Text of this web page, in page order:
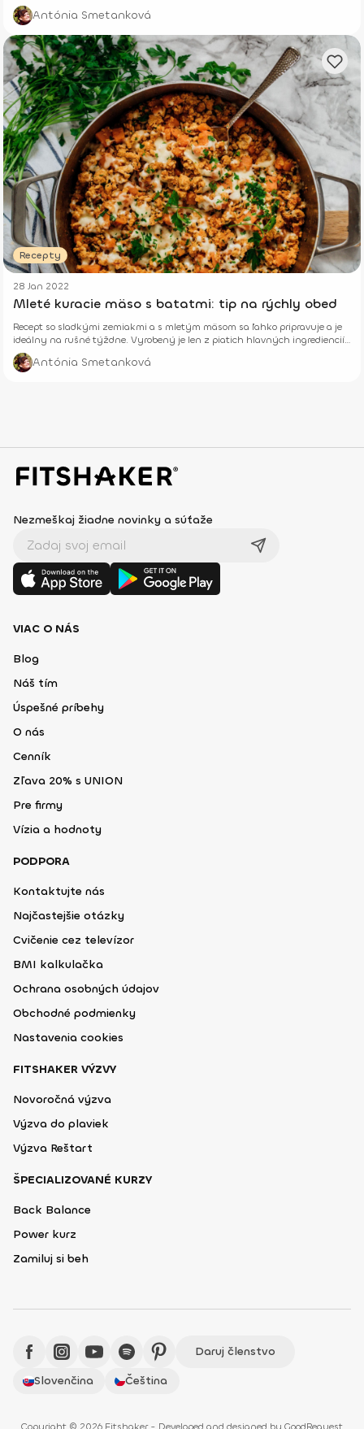
Antónia Smetanková
Recepty
28 Jan 2022
Mleté kuracie mäso s batatmi: tip na rýchly obed
Recept so sladkými zemiakmi a s mletým mäsom sa ľahko pripravuje a je
ideálny na rušné týždne. Vyrobený je len z piatich hlavných ingrediencií,
ktoré nájdeš v každom obchode.
Antónia Smetanková
Nezmeškaj žiadne novinky a súťaže
VIAC O NÁS
Blog
Náš tím
Úspešné príbehy
O nás
Cenník
Zľava 20% s UNION
Pre firmy
Vízia a hodnoty
PODPORA
Kontaktujte nás
Najčastejšie otázky
Cvičenie cez televízor
BMI kalkulačka
Ochrana osobných údajov
Obchodné podmienky
Nastavenia cookies
FITSHAKER VÝZVY
Novoročná výzva
Výzva do plaviek
Výzva Reštart
ŠPECIALIZOVANÉ KURZY
Back Balance
Power kurz
Zamiluj si beh
Daruj členstvo
Slovenčina
Čeština